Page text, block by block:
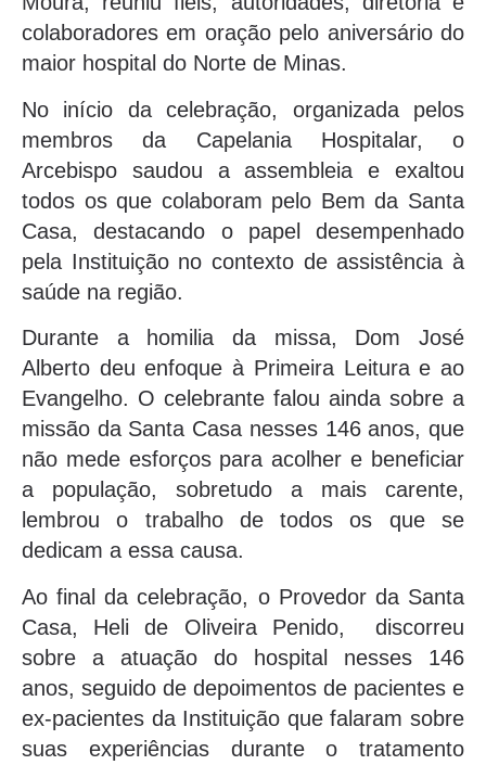
colaboradores em oração pelo aniversário do
maior hospital do Norte de Minas.
No início da celebração, organizada pelos
membros da Capelania Hospitalar, o
Arcebispo saudou a assembleia e exaltou
todos os que colaboram pelo Bem da Santa
Casa, destacando o papel desempenhado
pela Instituição no contexto de assistência à
saúde na região.
Durante a homilia da missa, Dom José
Alberto deu enfoque à Primeira Leitura e ao
Evangelho. O celebrante falou ainda sobre a
missão da Santa Casa nesses 146 anos, que
não mede esforços para acolher e beneficiar
a população, sobretudo a mais carente,
lembrou o trabalho de todos os que se
dedicam a essa causa.
Ao final da celebração, o Provedor da Santa
Casa, Heli de Oliveira Penido, discorreu
sobre a atuação do hospital nesses 146
anos, seguido de depoimentos de pacientes e
ex-pacientes da Instituição que falaram sobre
suas experiências durante o tratamento